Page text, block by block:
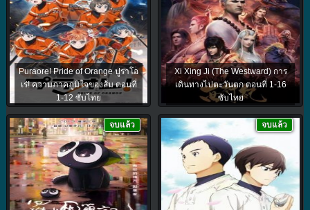
Puraore! Pride of Orange ปูราโอ
เร่! ความภาคภูมิใจของส้ม ตอนที่
1-12 ซับไทย
Xi Xing Ji (The Westward) การ
เดินทางไปตะวันตก ตอนที่ 1-16
ซับไทย
จบแล้ว จบแล้ว